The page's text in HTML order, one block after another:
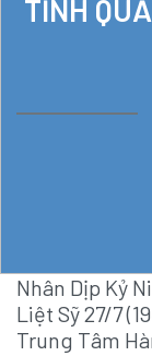
TỈNH
Nhân Dịp Kỷ
Liệt Sỹ 27/7
Trung Tâm